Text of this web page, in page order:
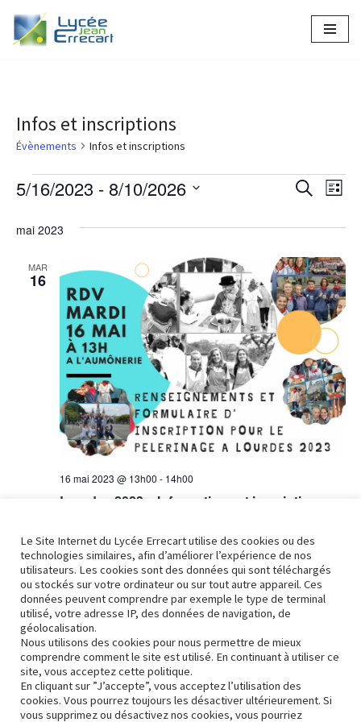
Aller
Infos et inscriptions
Évènements Infos et inscriptions
de
vues
Recherche
Liste
5/16/2023 - 8/10/2026
une
mai 2023
MAR
16
Lourdes 2023 – Informations et inscriptions
16 mai 2023 @ 13h00 - 14h00
Évènements
précédents Aujourd’hui Évènements
suivants
Le Site Internet du Lycée Errecart utilise des cookies ou des
technologies similaires, afin d’améliorer l’expérience de nos
utilisateurs. Les cookies sont des données qui sont téléchargés
ou stockés sur votre ordinateur ou sur tout autre appareil. Ces
données peuvent comprendre par exemple le type de terminal
utilisé, votre adresse IP, des données de navigation, de
géolocalisation.
Nous utilisons des cookies pour nous permettre de mieux
comprendre comment le site est utilisé. En continuant à utiliser ce
site, vous acceptez cette politique.
En cliquant sur ”J’accepte”, vous acceptez l’utilisation des
cookies. Vous pourrez toujours les désactiver ultérieurement. Si
vous supprimez ou désactivez nos cookies, vous pourriez